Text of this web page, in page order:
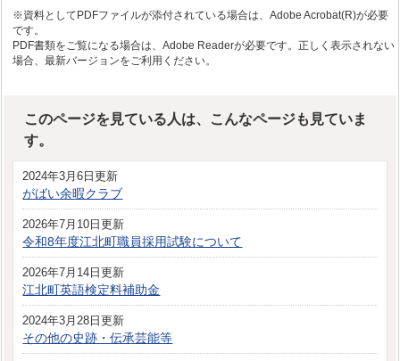
※資料としてPDFファイルが添付されている場合は、Adobe Acrobat(R)が必要
です。
PDF書類をご覧になる場合は、Adobe Readerが必要です。正しく表示されない
場合、最新バージョンをご利用ください。
このページを見ている人は、こんなページも見ていま
す。
2024年3月6日更新
がばい余暇クラブ
2026年7月10日更新
令和8年度江北町職員採用試験について
2026年7月14日更新
江北町英語検定料補助金
2024年3月28日更新
その他の史跡・伝承芸能等